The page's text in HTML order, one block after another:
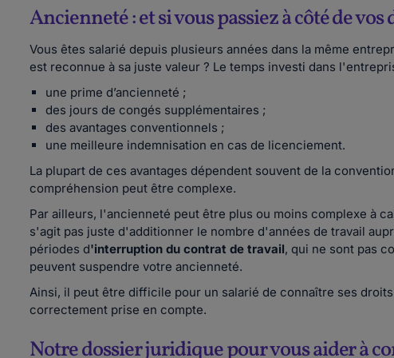
Ancienneté : et si vous passiez à côté de vos
Vous êtes salarié depuis plusieurs années dans la même
est reconnue à sa juste valeur ? Le temps investi dans
une prime d’ancienneté ;
des jours de congés supplémentaires ;
des avantages conventionnels ;
une meilleure indemnisation en cas de licenciement.
La plupart de ces avantages dépendent souvent de la
compréhension peut être complexe.
Par ailleurs, l'ancienneté peut être plus ou moins complexe à
s'agit pas juste d'additionner le nombre d'années de travail
périodes d'interruption du contrat de travail, qui ne sont pas
peuvent suspendre votre ancienneté.
Ainsi, il peut être difficile pour un salarié de connaître ses
correctement prise en compte.
Notre dossier juridique pour vous aider à